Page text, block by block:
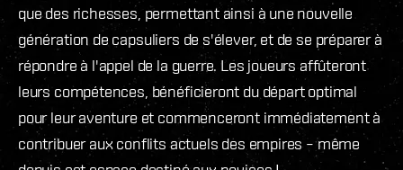
que des richesses, permettant ainsi à une nouvelle
génération de capsuliers de s'élever, et de se préparer à
répondre à l'appel de la guerre. Les joueurs affûteront
leurs compétences, bénéficieront du départ optimal
pour leur aventure et commenceront immédiatement à
contribuer aux conflits actuels des empires – même